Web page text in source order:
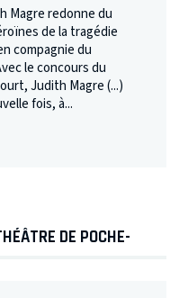
Magre redonne du
de la tragédie
compagnie du
le concours du
Judith Magre (...)
fois, à...
DE POCHE-